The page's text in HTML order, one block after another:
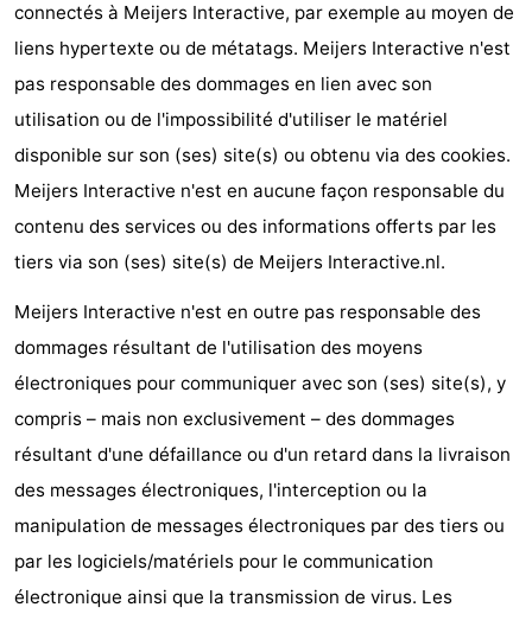
de
vue
-
Croisières
-
Terrains
de
jeux
Nature
Visites
guidées
Sports
-
Faire
du
Randonnée
-
Équitation
Peche
Sportive
-
Equitation
Promenade
Observation
connectés à Meijers Interactive, par exemple au moyen de
liens hypertexte ou de métatags. Meijers Interactive n'est
pas responsable des dommages en lien avec son
utilisation ou de l'impossibilité d'utiliser le matériel
disponible sur son (ses) site(s) ou obtenu via des cookies.
Meijers Interactive n'est en aucune façon responsable du
contenu des services ou des informations offerts par les
tiers via son (ses) site(s) de Meijers Interactive.nl.
Meijers Interactive n'est en outre pas responsable des
dommages résultant de l'utilisation des moyens
électroniques pour communiquer avec son (ses) site(s), y
compris – mais non exclusivement – des dommages
résultant d'une défaillance ou d'un retard dans la livraison
des messages électroniques, l'interception ou la
manipulation de messages électroniques par des tiers ou
par les logiciels/matériels pour le communication
électronique ainsi que la transmission de virus. Les